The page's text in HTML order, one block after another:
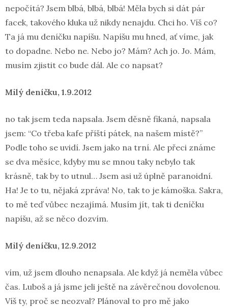
nepočítá? Jsem blbá, blbá, blbá! Měla bych si dát pár
facek, takového kluka už nikdy nenajdu. Chci ho. Víš co?
Ta já mu deníčku napíšu. Napíšu mu hned, ať víme, jak
to dopadne. Nebo ne. Nebo jo? Mám? Ach jo. Jo. Mám,
musím zjistit co bude dál. Ale co napsat?
Milý deníčku, 1.9.2012
no tak jsem teda napsala. Jsem děsně fikaná, napsala
jsem: “Co třeba kafe příští pátek, na našem místě?”
Podle toho se uvidí. Jsem jako na trní. Ale přeci známe
se dva měsíce, kdyby mu se mnou taky nebylo tak
krásně, tak by to utnul… Jsem asi už úplně paranoidní.
Ha! Je to tu, nějaká zpráva! No, tak to je kámoška. Sakra,
to mě teď vůbec nezajímá. Musím jít, tak ti deníčku
napíšu, až se něco dozvím.
Milý deníčku, 12.9.2012
vím, už jsem dlouho nenapsala. Ale když já neměla vůbec
čas. Luboš a já jsme jeli ještě na závěrečnou dovolenou.
Víš ty, proč se neozval? Plánoval to pro mě jako